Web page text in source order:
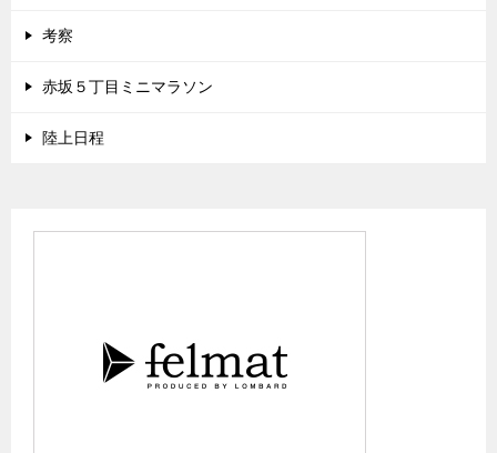
考察
赤坂５丁目ミニマラソン
陸上日程